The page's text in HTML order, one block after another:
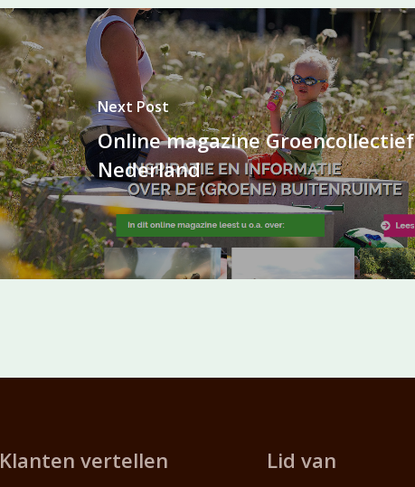
Next Post
Online magazine Groencollectief
Nederland
Klanten vertellen Lid van